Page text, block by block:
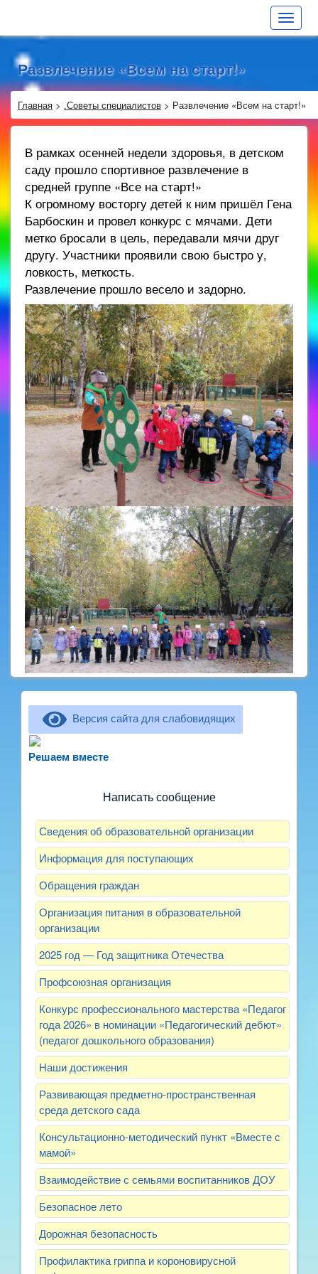
Toggle
Развлечение «Всем на старт!»
Главная > .Советы специалистов > Развлечение «Всем на старт!»
В рамках осенней недели здоровья, в детском
саду прошло спортивное развлечение в
средней группе «Все на старт!»
К огромному восторгу детей к ним пришёл Гена
Барбоскин и провел конкурс с мячами. Дети
метко бросали в цель, передавали мячи друг
другу. Участники проявили свою быстро у,
ловкость, меткость.
Развлечение прошло весело и задорно.
Версия сайта для слабовидящих
Решаем вместерассказать о воспитателях? Знаете, как
Написать сообщение
Сведения об образовательной организации
Информация для поступающих
Обращения граждан
Организация питания в образовательной
организации
2025 год — Год защитника Отечества
Профсоюзная организация
Конкурс профессионального мастерства «Педагог
года 2026» в номинации «Педагогический дебют»
(педагог дошкольного образования)
Наши достижения
Развивающая предметно-пространственная
среда детского сада
Консультационно-методический пункт «Вместе с
мамой»
Взаимодействие с семьями воспитанников ДОУ
Безопасное лето
Дорожная безопасность
Профилактика гриппа и короновирусной